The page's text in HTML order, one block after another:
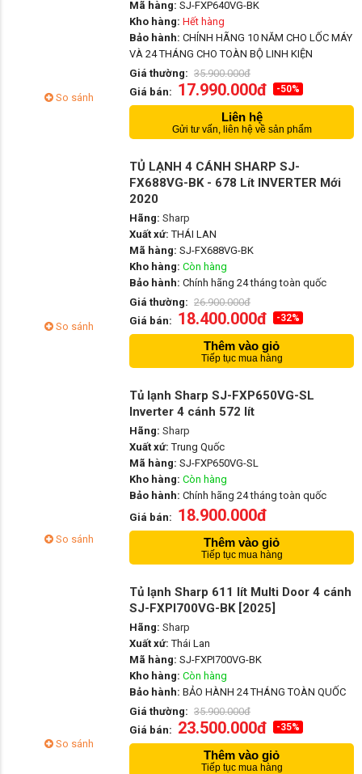
So sánh
Mã hàng: SJ-FXP640VG-BK
Kho hàng: Hết hàng
Bảo hành: CHÍNH HÃNG 10 NĂM CHO LỐC MÁY
VÀ 24 THÁNG CHO TOÀN BỘ LINH KIỆN
Giá thường: 35.900.000đ
Giá bán: 17.990.000đ -50%
Liên hệ
Gửi tư vấn, liên hệ về sản phẩm
So sánh
TỦ LẠNH 4 CÁNH SHARP SJ-
FX688VG-BK - 678 Lít INVERTER Mới
2020
Hãng: Sharp
Xuất xứ: THÁI LAN
Mã hàng: SJ-FX688VG-BK
Kho hàng: Còn hàng
Bảo hành: Chính hãng 24 tháng toàn quốc
Giá thường: 26.900.000đ
Giá bán: 18.400.000đ -32%
Thêm vào giỏ
Tiếp tục mua hàng
So sánh
Tủ lạnh Sharp SJ-FXP650VG-SL
Inverter 4 cánh 572 lít
Hãng: Sharp
Xuất xứ: Trung Quốc
Mã hàng: SJ-FXP650VG-SL
Kho hàng: Còn hàng
Bảo hành: Chính hãng 24 tháng toàn quốc
Giá bán: 18.900.000đ
Thêm vào giỏ
Tiếp tục mua hàng
So sánh
Tủ lạnh Sharp 611 lít Multi Door 4 cánh
SJ-FXPI700VG-BK [2025]
Hãng: Sharp
Xuất xứ: Thái Lan
Mã hàng: SJ-FXPI700VG-BK
Kho hàng: Còn hàng
Bảo hành: BẢO HÀNH 24 THÁNG TOÀN QUỐC
Giá thường: 35.900.000đ
Giá bán: 23.500.000đ -35%
Thêm vào giỏ
Tiếp tục mua hàng